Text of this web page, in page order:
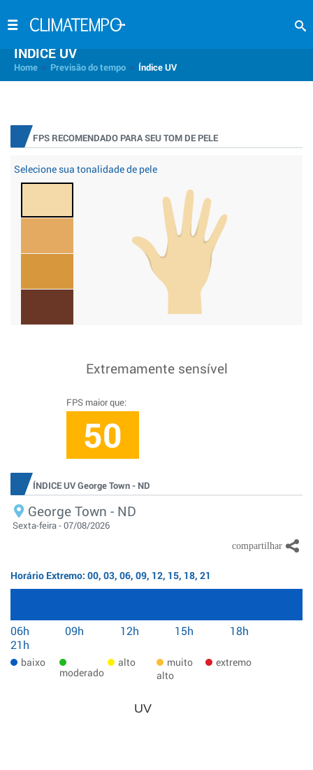
INDICE UV
Home Previsão do tempo Índice UV
FPS RECOMENDADO PARA SEU TOM DE PELE
Selecione sua tonalidade de pele
Extremamente sensível
FPS maior que:
50
ÍNDICE UV George Town - ND
George Town - ND
Sexta-feira - 07/08/2026
Horário Extremo: 00, 03, 06, 09, 12, 15, 18, 21
06h 09h 12h 15h
18h
21h
baixo
moderado
alto
muito
alto
extremo
UV